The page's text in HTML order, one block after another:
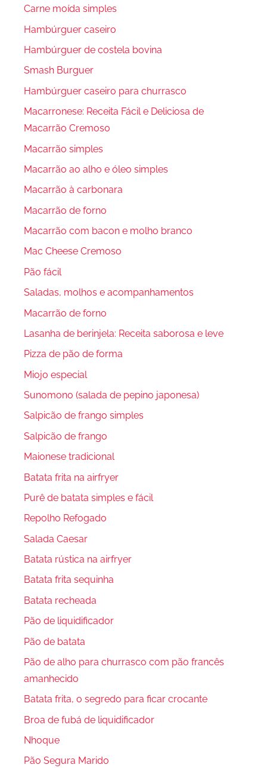
Carne moída simples
Hambúrguer caseiro
Hambúrguer de costela bovina
Smash Burguer
Hambúrguer caseiro para churrasco
Macarronese: Receita Fácil e Deliciosa de
Macarrão Cremoso
Macarrão simples
Macarrão ao alho e óleo simples
Macarrão à carbonara
Macarrão de forno
Macarrão com bacon e molho branco
Mac Cheese Cremoso
Pão fácil
Saladas, molhos e acompanhamentos
Macarrão de forno
Lasanha de berinjela: Receita saborosa e leve
Pizza de pão de forma
Miojo especial
Sunomono (salada de pepino japonesa)
Salpicão de frango simples
Salpicão de frango
Maionese tradicional
Batata frita na airfryer
Purê de batata simples e fácil
Repolho Refogado
Salada Caesar
Batata rústica na airfryer
Batata frita sequinha
Batata recheada
Pão de liquidificador
Pão de batata
Pão de alho para churrasco com pão francês
amanhecido
Batata frita, o segredo para ficar crocante
Broa de fubá de liquidificador
Nhoque
Pão Segura Marido